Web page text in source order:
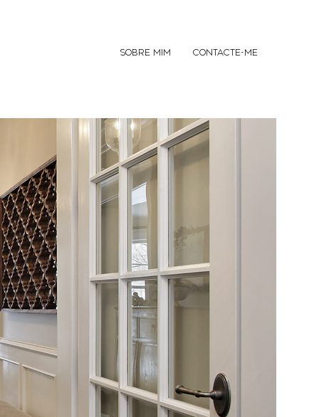
SOBRE MIM CONTACTE-ME